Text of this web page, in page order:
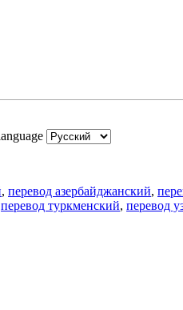
, перевод азербайджанский,
перевод туркменский, перевод